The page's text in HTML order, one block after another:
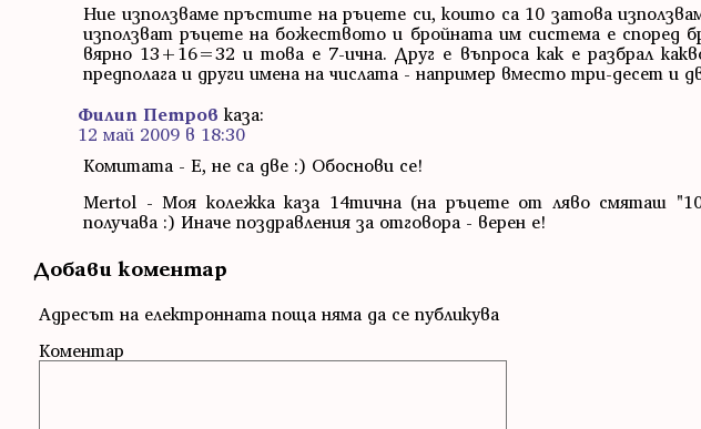
Ние използваме пръстите на ръцете си, които са 10 затова
използват ръцете на божеството и бройната им система е според
вярно 13+16=32 и това е 7-ична. Друг е въпроса как е разбрал
предполага и други имена на числата - например вместо три-десет и
Филип Петров каза:
12 май 2009 в 18:30
Комитата - Е, не са две :) Обоснови се!
Mertol - Моя колежка каза 14тична (на ръцете от ляво смяташ
получава :) Иначе поздравления за отговора - верен е!
Добави коментар
Адресът на електронната поща няма да се публикува
Коментар